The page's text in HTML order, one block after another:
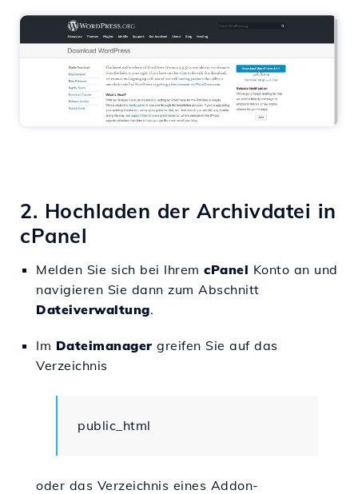
2. Hochladen der Archivdatei in
cPanel
Melden Sie sich bei Ihrem cPanel Konto an und
navigieren Sie dann zum Abschnitt
Dateiverwaltung.
Im Dateimanager greifen Sie auf das
Verzeichnis
public_html
oder das Verzeichnis eines Addon-